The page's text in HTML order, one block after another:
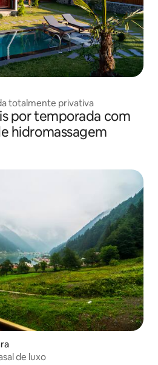
totalmente privativa
por temporada com
hidromassagem
de luxo